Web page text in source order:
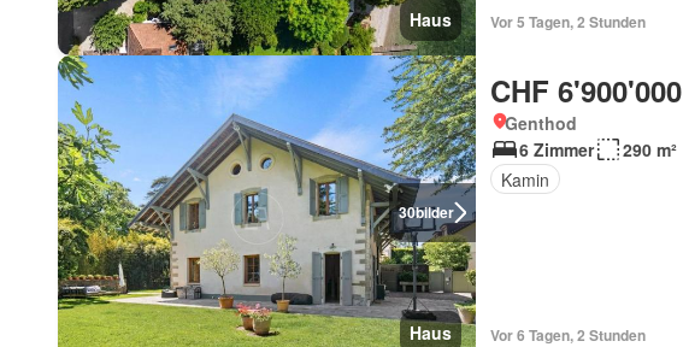
Haus Vor 5 Tagen, 2 Stunden
30bilder
Haus
CHF 6'900'000
Genthod
6 Zimmer
290 m²
Kamin
Vor 6 Tagen, 2 Stunden